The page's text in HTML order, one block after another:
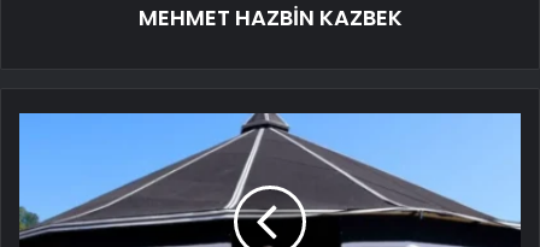
MEHMET HAZBİN KAZBEK